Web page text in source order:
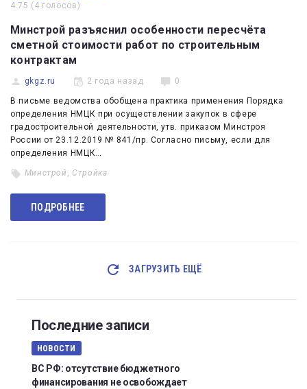
4.75 ( 4 голосов )
Минстрой разъяснил особенности пересчёта
сметной стоимости работ по строительным
контрактам
gkgz.ru 2 года назад 0
В письме ведомства обобщена практика применения Порядка
определения НМЦК при осуществлении закупок в сфере
градостроительной деятельности, утв. приказом Минстроя
России от 23.12.2019 № 841/пр. Согласно письму, если для
определения НМЦК…
Минстрой , Стройка
ПОДРОБНЕЕ
ЗАГРУЗИТЬ ЕЩЁ
Последние записи
НОВОСТИ
ВС РФ: отсутствие бюджетного
финансирования не освобождает